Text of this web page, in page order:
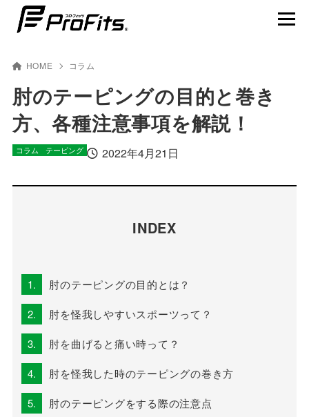
NEWS一覧
プロ･フィッツ®とは
製品ラインナップ
アスリート
HOME コラム
肘のテーピングの目的と巻き
方、各種注意事項を解説！
2022年4月21日
コラム テーピング
INDEX
1. 肘のテーピングの目的とは？
2. 肘を怪我しやすいスポーツって？
3. 肘を曲げると痛い時って？
4. 肘を怪我した時のテーピングの巻き方
5. 肘のテーピングをする際の注意点